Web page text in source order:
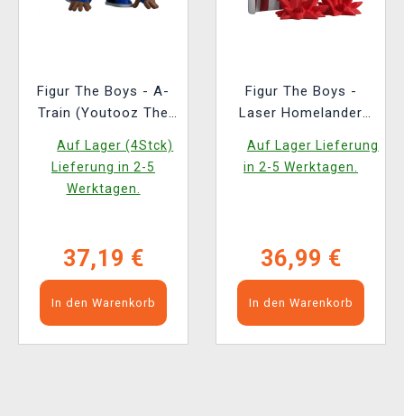
Figur The Boys - A-
Train (Youtooz The
Auf Lager (4Stck)
Lieferung in 2-5
Werktagen.
37,19 €
In den Warenkorb
Figur The Boys -
Laser Homelander
Auf Lager Lieferung
in 2-5 Werktagen.
36,99 €
In den Warenkorb